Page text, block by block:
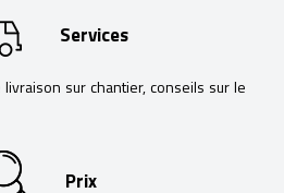
Services
sur chantier, conseils sur le
Prix